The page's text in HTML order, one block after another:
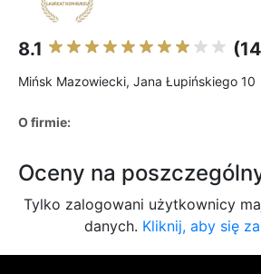
8.1
Mińsk Mazowiecki, Jana Łupińskiego 10
O firmie:
Oceny na
Tylko zalogowani użytkownicy
danych. Kliknij, aby się